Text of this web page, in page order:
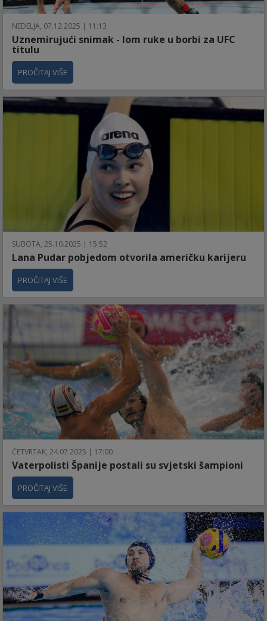
NEDELJA, 07.12.2025 | 11:13
Uznemirujući snimak - lom ruke u borbi za UFC
titulu
PROČITAJ VIŠE
SUBOTA, 25.10.2025 | 15:52
Lana Pudar pobjedom otvorila američku karijeru
PROČITAJ VIŠE
ČETVRTAK, 24.07.2025 | 17:00
Vaterpolisti Španije postali su svjetski šampioni
PROČITAJ VIŠE